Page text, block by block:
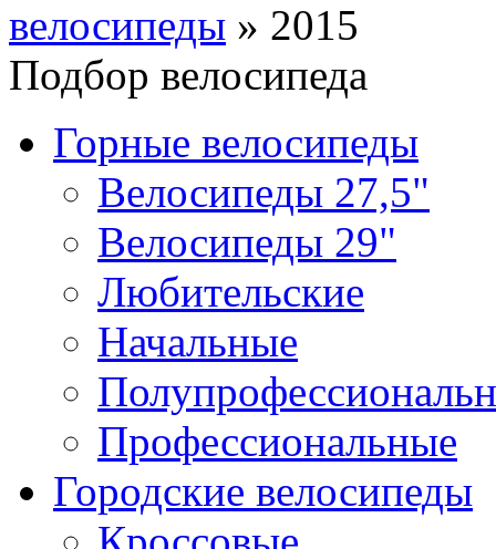
велосипеды » 2015
Подбор велосипеда
Горные велосипеды
Велосипеды 27,5"
Велосипеды 29"
Любительские
Начальные
Профессиональные
Городские велосипеды